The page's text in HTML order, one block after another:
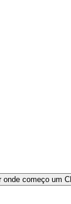
onde começo um